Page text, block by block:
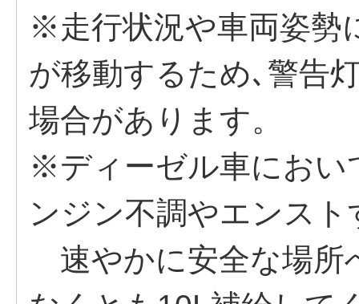
※走行状況や車両姿勢
が移動するため､警告
場合があります。
※ディーゼル車におい
ンジン不調やエンス
速やかに安全な場所